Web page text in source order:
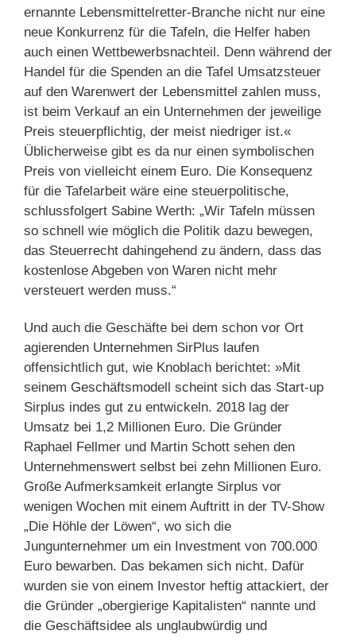
ernannte Lebensmittelretter-Branche nicht nur eine
neue Konkurrenz für die Tafeln, die Helfer haben
auch einen Wettbewerbsnachteil. Denn während der
Handel für die Spenden an die Tafel Umsatzsteuer
auf den Warenwert der Lebensmittel zahlen muss,
ist beim Verkauf an ein Unternehmen der jeweilige
Preis steuerpflichtig, der meist niedriger ist.«
Üblicherweise gibt es da nur einen symbolischen
Preis von vielleicht einem Euro. Die Konsequenz
für die Tafelarbeit wäre eine steuerpolitische,
schlussfolgert Sabine Werth: „Wir Tafeln müssen
so schnell wie möglich die Politik dazu bewegen,
das Steuerrecht dahingehend zu ändern, dass das
kostenlose Abgeben von Waren nicht mehr
versteuert werden muss.“
Und auch die Geschäfte bei dem schon vor Ort
agierenden Unternehmen SirPlus laufen
offensichtlich gut, wie Knoblach berichtet: »Mit
seinem Geschäftsmodell scheint sich das Start-up
Sirplus indes gut zu entwickeln. 2018 lag der
Umsatz bei 1,2 Millionen Euro. Die Gründer
Raphael Fellmer und Martin Schott sehen den
Unternehmenswert selbst bei zehn Millionen Euro.
Große Aufmerksamkeit erlangte Sirplus vor
wenigen Wochen mit einem Auftritt in der TV-Show
„Die Höhle der Löwen“, wo sich die
Jungunternehmer um ein Investment von 700.000
Euro bewarben. Das bekamen sich nicht. Dafür
wurden sie von einem Investor heftig attackiert, der
die Gründer „obergierige Kapitalisten“ nannte und
die Geschäftsidee als unglaubwürdig und